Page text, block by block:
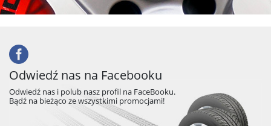
Odwiedź nas na Facebooku
Odwiedź nas i polub nasz profil na FaceBooku.
Bądź na bieżąco ze wszystkimi promocjami!